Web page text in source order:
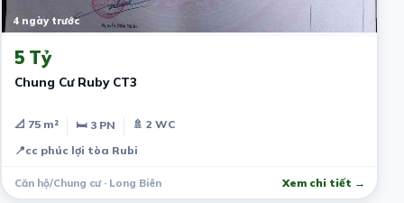
4 ngày trước
5 Tỷ
Chung Cư Ruby CT3
📐 75 m² 🛏 3 PN
🚿 2 WC
📍cc phúc lợi tòa Rubi
Căn hộ/Chung cư · Long Biên Xem chi tiết →